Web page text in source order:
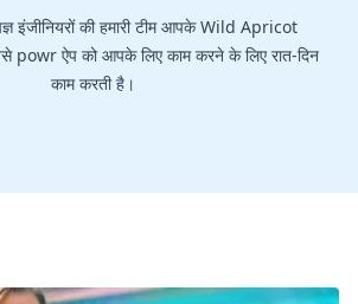
इंजीनियरों की हमारी टीम आपके Wild Apricot
ऐप को आपके लिए काम करने के लिए रात-दिन
काम करती है।